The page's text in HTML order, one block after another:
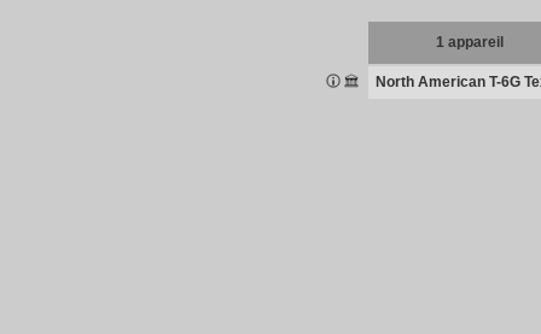
1 appareil
North American T-6G